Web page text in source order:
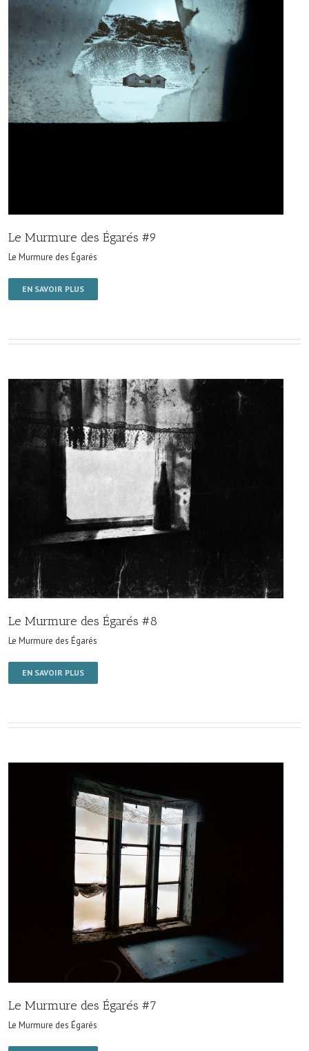
Le Murmure des Égarés #9
Le Murmure des Égarés
EN SAVOIR PLUS
Le Murmure des Égarés #8
Le Murmure des Égarés
EN SAVOIR PLUS
Le Murmure des Égarés #7
Le Murmure des Égarés